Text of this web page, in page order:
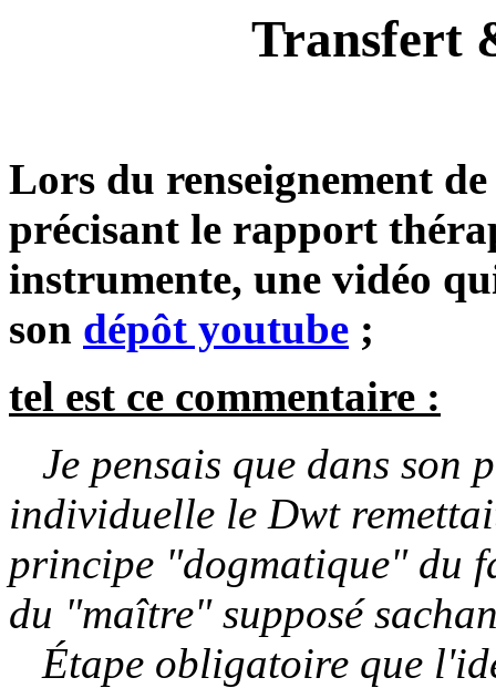
Transfert
Lors du renseignement
précisant le rapport
instrumente, une vidéo
son dépôt youtube ;
tel est ce commentaire :
Je pensais que dans son
individuelle le Dwt
principe "dogmatique" du
du "maître" supposé
Étape obligatoire que